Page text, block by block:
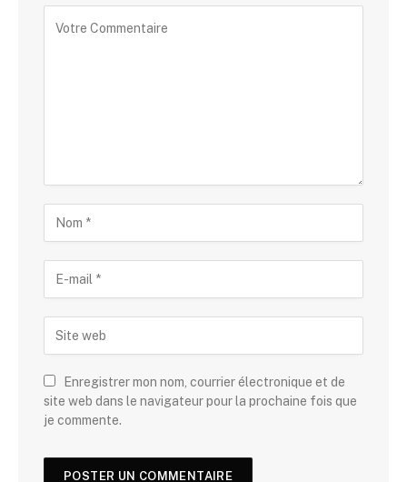
Enregistrer mon nom, courrier électronique et de
site web dans le navigateur pour la prochaine fois que
je commente.